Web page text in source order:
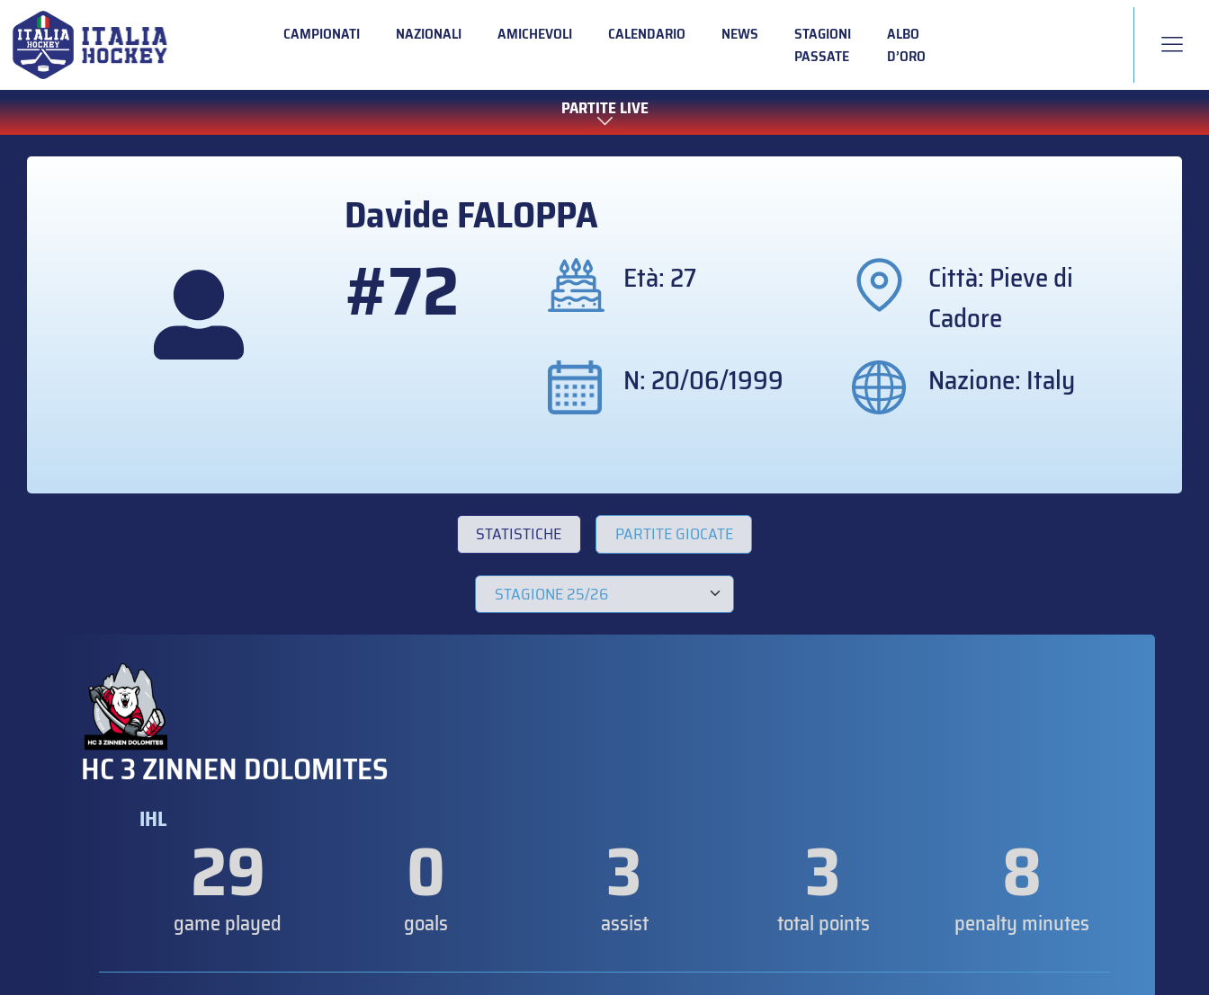
CAMPIONATI NAZIONALI AMICHEVOLI CALENDARIO NEWS
STAGIONI
PASSATE
ALBO
D’ORO
PARTITE LIVE
DavideFALOPPA
#72 Età: 27
Città: Pieve di
Cadore
N: 20/06/1999
Nazione: Italy
STATISTICHE PARTITE GIOCATE
HC 3 ZINNEN DOLOMITES
IHL 29
game played 0
goals 3
assist 3
total points 8
penalty minutes